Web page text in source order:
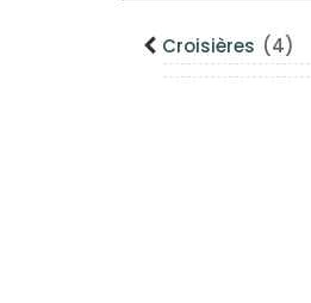
Croisières (4)